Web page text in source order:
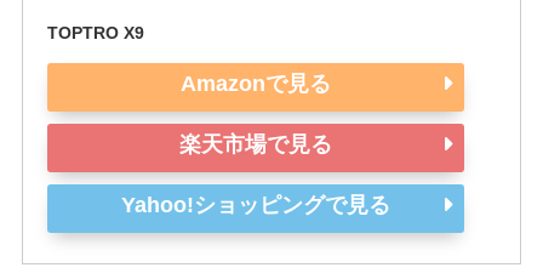
TOPTRO X9
Amazonで見る
楽天市場で見る
Yahoo!ショッピングで見る